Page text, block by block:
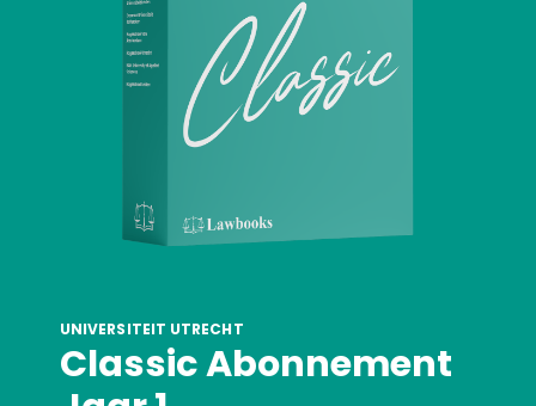
UNIVERSITEIT UTRECHT
Classic Abonnement